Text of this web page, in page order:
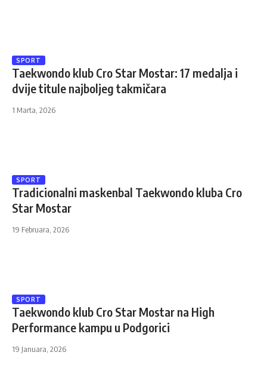
SPORT
Taekwondo klub Cro Star Mostar: 17 medalja i
dvije titule najboljeg takmičara
1 Marta, 2026
SPORT
Tradicionalni maskenbal Taekwondo kluba Cro
Star Mostar
19 Februara, 2026
SPORT
Taekwondo klub Cro Star Mostar na High
Performance kampu u Podgorici
19 Januara, 2026